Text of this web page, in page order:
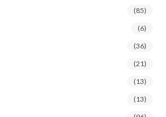
(85)
(6)
(36)
(21)
(13)
(13)